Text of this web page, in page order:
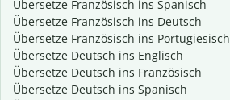
Übersetze Französisch ins Spanisch
Übersetze Französisch ins Deutsch
Übersetze Französisch ins
Übersetze Deutsch ins Englisch
Übersetze Deutsch ins Französisch
Übersetze Deutsch ins Spanisch